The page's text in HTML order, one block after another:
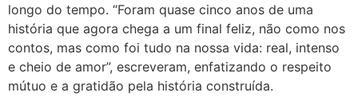
longo do tempo. “Foram quase cinco anos de uma
história que agora chega a um final feliz, não como nos
contos, mas como foi tudo na nossa vida: real, intenso
e cheio de amor”, escreveram, enfatizando o respeito
mútuo e a gratidão pela história construída.